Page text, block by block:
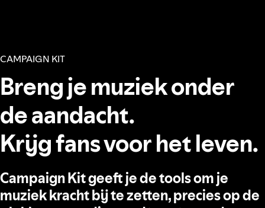
CAMPAIGN KIT
Breng je muziek onder
de aandacht.
Krijg fans voor het leven.
Campaign Kit geeft je de tools om je
muziek kracht bij te zetten, precies op de